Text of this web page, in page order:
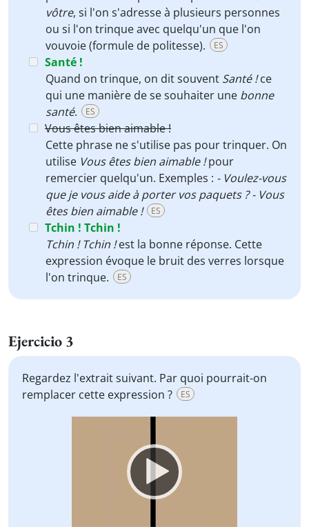
vôtre, si l'on s'adresse à plusieurs personnes
ou si l'on trinque avec quelqu'un que l'on
vouvoie (formule de politesse).
ES
Santé !
Quand on trinque, on dit souvent Santé !ce
qui une manière de se souhaiter une bonne
santé. ES
Vous êtes bien aimable !
Cette phrase ne s'utilise pas pour trinquer. On
utilise Vous êtes bien aimable !pour
remercier quelqu'un. Exemples : - Voulez-vous
que je vous aide à porter vos paquets ? - Vous
êtes bien aimable !
ES
Tchin ! Tchin !
Tchin ! Tchin !est la bonne réponse. Cette
expression évoque le bruit des verres lorsque
l'on trinque.
ES
Ejercicio 3
Regardez l'extrait suivant. Par quoi pourrait-on
remplacer cette expression ?
ES